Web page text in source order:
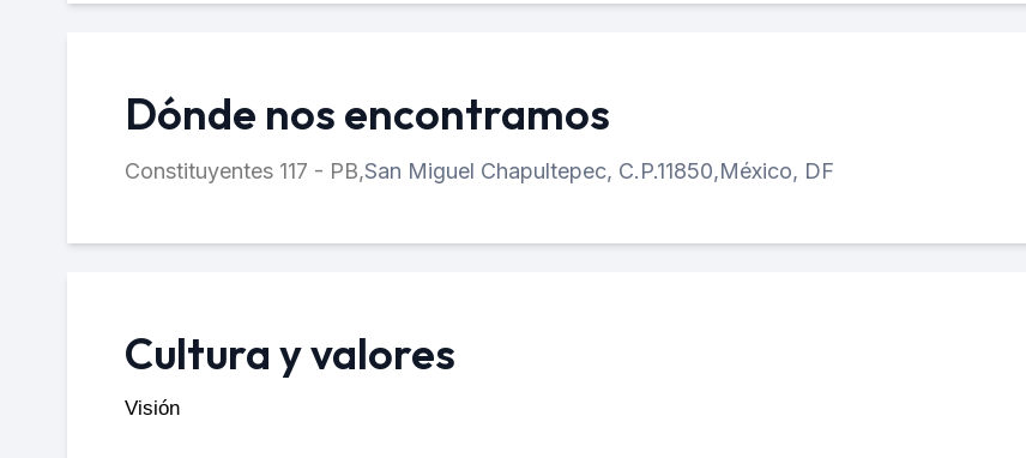
Dónde nos encontramos
Constituyentes 117 - PB,San Miguel Chapultepec, C.P.11850,México, DF
Cultura y valores
Visión